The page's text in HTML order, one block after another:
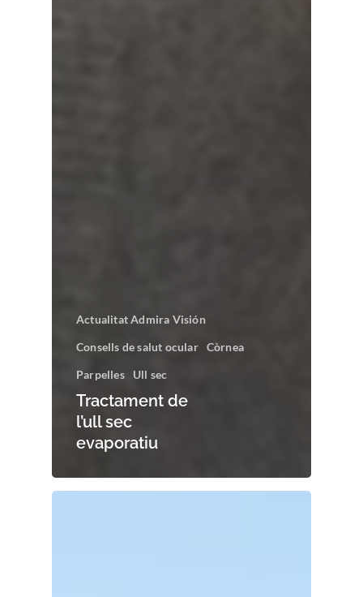
Actualitat Admira Visión
Consells de salut ocular Còrnea
Parpelles
Ull sec
Tractament de
l’ull sec
evaporatiu